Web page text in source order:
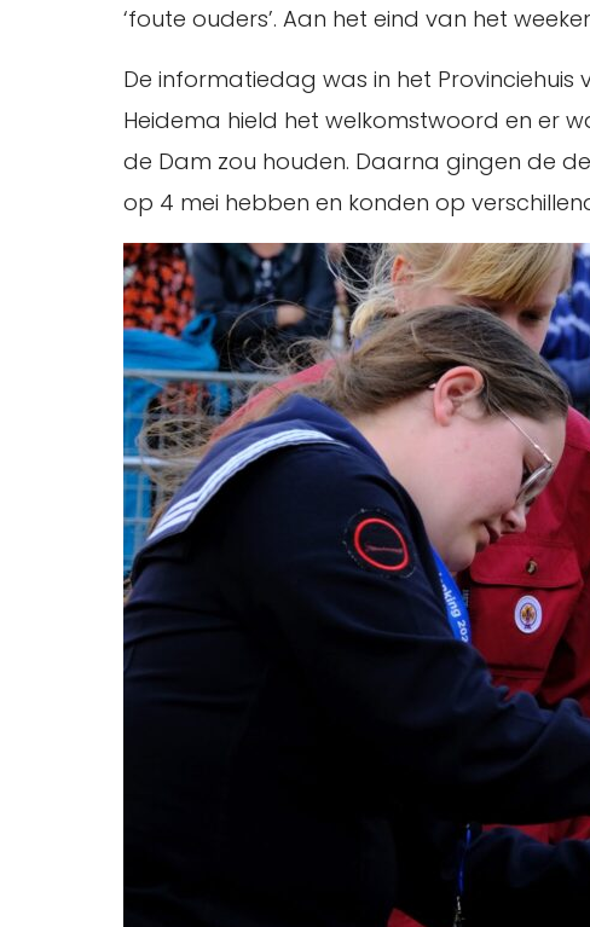
‘foute ouders’. Aan het eind van het
De informatiedag was in het Provinciehuis
Heidema hield het welkomstwoord en er
de Dam zou houden. Daarna gingen de
op 4 mei hebben en konden op